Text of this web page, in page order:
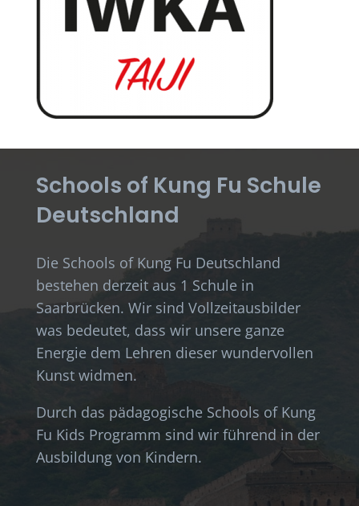
Schools of Kung Fu Schule
Deutschland
Die Schools of Kung Fu Deutschland
bestehen derzeit aus 1 Schule in
Saarbrücken. Wir sind Vollzeitausbilder
was bedeutet, dass wir unsere ganze
Energie dem Lehren dieser wundervollen
Kunst widmen.
Durch das pädagogische Schools of Kung
Fu Kids Programm sind wir führend in der
Ausbildung von Kindern.